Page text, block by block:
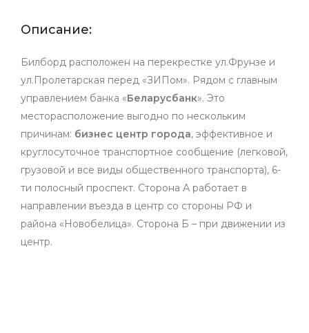
Описание:
Билборд расположен на перекрестке ул.Фрунзе и
ул.Пролетарская перед «ЗИПом». Рядом с главным
управлением банка «Беларусбанк». Это
месторасположение выгодно по нескольким
причинам: бизнес центр города, эффективное и
круглосуточное транспортное сообщение (легковой,
грузовой и все виды общественного транспорта), 6-
ти полосный проспект. Сторона А работает в
направлении въезда в центр со стороны РФ и
района «Новобелица». Сторона Б – при движении из
центр.